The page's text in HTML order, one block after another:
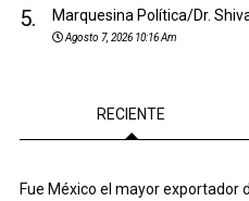
5. Marquesina Política/Dr.
Agosto 7, 2026 10:16 Am
RECIENTE
Fue México el mayor exportador